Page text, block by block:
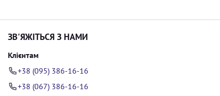
ЗВ'ЯЖІТЬСЯ З НАМИ
Клієнтам
+38 (095) 386-16-16
+38 (067) 386-16-16